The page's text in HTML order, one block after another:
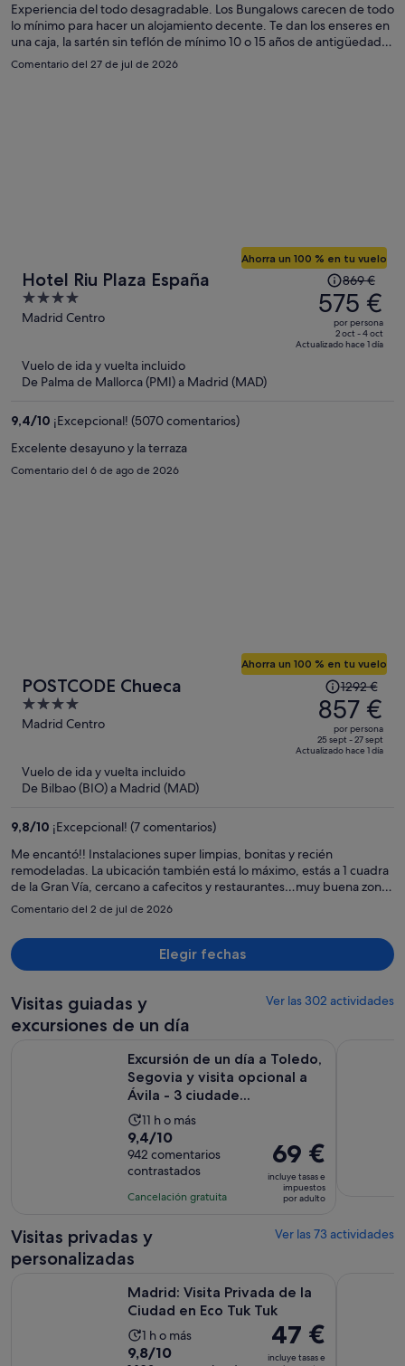
persona
Experiencia del todo desagradable. Los Bungalows carecen de todo
lo mínimo para hacer un alojamiento decente. Te dan los enseres en
una caja, la sartén sin teflón de mínimo 10 o 15 años de antigüedad
donde es imposible cocinar nada sin que se pegue todo, y cubiertos
rotos y oxidados. No hay cubo de basura, ni fregona ni escoba. Se
Comentario del 27 de jul de 2026
Hotel Riu Plaza España
4
out
Madrid Centro
Ahorra un 100 % en tu vuelo
El
precio
era
869 €,
869 €
575 €
por persona
2 oct - 4 oct
Actualizado hace 1 día
Vuelo de ida y vuelta incluido
De Palma de Mallorca (PMI) a Madrid (MAD)
9,4/10 ¡Excepcional! (5070 comentarios)
Excelente desayuno y la terraza
Comentario del 6 de ago de 2026
POSTCODE Chueca
4
out
Madrid Centro
Ahorra un 100 % en tu vuelo
El
precio
era
de
1292 €,
por
persona
1292 €
857 €
por persona
25 sept - 27 sept
Actualizado hace 1 día
Vuelo de ida y vuelta incluido
De Bilbao (BIO) a Madrid (MAD)
9,8/10 ¡Excepcional! (7 comentarios)
Me encantó!! Instalaciones super limpias, bonitas y recién
remodeladas. La ubicación también está lo máximo, estás a 1 cuadra
de la Gran Vía, cercano a cafecitos y restaurantes…muy buena zona!
Definitivamente me volvería a hospedar aquí
Comentario del 2 de jul de 2026
Elegir fechas
Visitas guiadas y
excursiones de un día
Ver las 302 actividades
Excursión de un día a Toledo,
Segovia y visita opcional a
Ávila - 3 ciudade...
La
duración
de
la
actividad
de
11 h o más
9.4
sobre
10
con
comentarios
9,4/10
942 comentarios
contrastados
Cancelación gratuita
El
precio
es
de
por
69 €
incluye tasas e
impuestos
por adulto
Visitas privadas y
personalizadas
Ver las 73 actividades
Madrid: Visita Privada de la
Ciudad en Eco Tuk Tuk
La
duración
1 h o más
9.8
9,8/10
El
precio
47 €
incluye tasas e